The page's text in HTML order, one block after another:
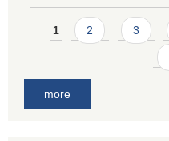
Pages
1 2 3
more